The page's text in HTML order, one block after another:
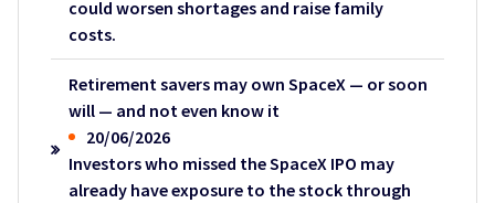
could worsen shortages and raise family
costs.
Retirement savers may own SpaceX — or soon
will — and not even know it
20/06/2026
Investors who missed the SpaceX IPO may
already have exposure to the stock through